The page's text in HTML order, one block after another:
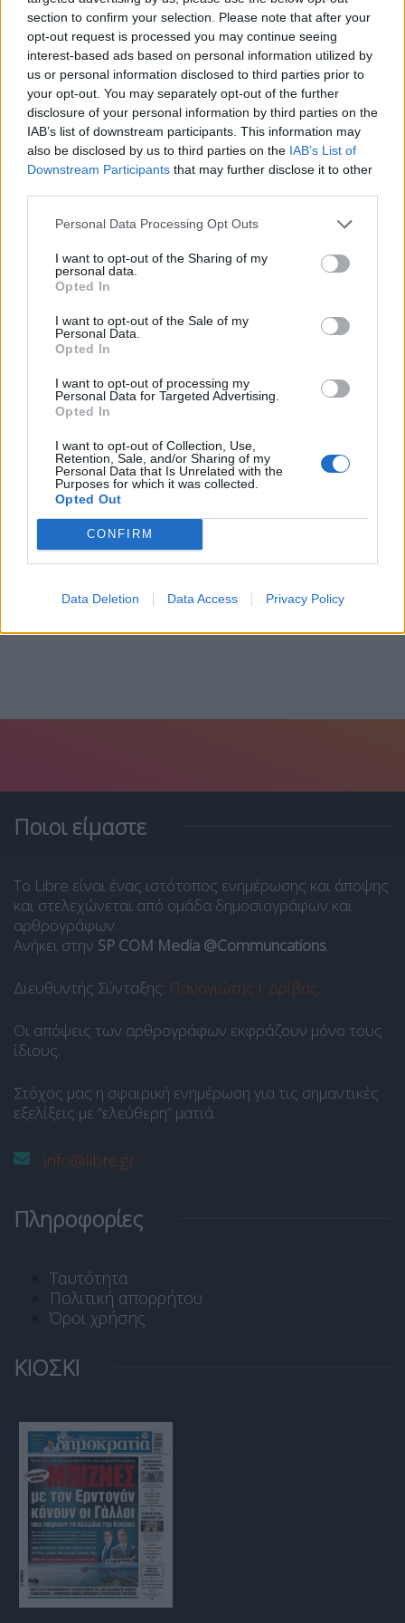
section to confirm your selection. Please note that after your
opt-out request is processed you may continue seeing
interest-based ads based on personal information utilized by
us or personal information disclosed to third parties prior to
your opt-out. You may separately opt-out of the further
disclosure of your personal information by third parties on the
IAB’s list of downstream participants. This information may
also be disclosed by us to third parties on the IAB’s List of
Downstream Participants that may further disclose it to other
Personal Data Processing Opt Outs
I want to opt-out of the Sharing of my
personal data.
Opted In
I want to opt-out of the Sale of my
Personal Data.
Opted In
I want to opt-out of processing my
Personal Data for Targeted Advertising.
Opted In
I want to opt-out of Collection, Use,
Retention, Sale, and/or Sharing of my
Personal Data that Is Unrelated with the
Purposes for which it was collected.
Opted Out
CONFIRM
Data Deletion Data Access Privacy Policy
αστυνομικός.
Facebook Share on X Bluesky
Email Copy Link
Tags: Ερευνα ιωάννινα Φυλακές
Σχετικά Άρθρα
Ιωάννινα: Τροχαίο με παράσυρση ανήλικης
Ποιοι είμαστε
Το Libre είναι ένας ιστότοπος ενημέρωσης και άποψης
και στελεχώνεται από ομάδα δημοσιογράφων και
αρθρογράφων.
Ανήκει στην SP COM Media @Communcations
Διευθυντής Σύνταξης: Παναγιώτης Ι. Δρίβας
Οι απόψεις των αρθρογράφων εκφράζουν μόνο τους
ίδιους.
Στόχος μας η σφαιρική ενημέρωση για τις σημαντικές
εξελίξεις με “ελεύθερη” ματιά.
info@libre.gr
Πληροφορίες
Ταυτότητα
Πολιτική απορρήτου
Όροι χρήσης
ΚΙΟΣΚΙ